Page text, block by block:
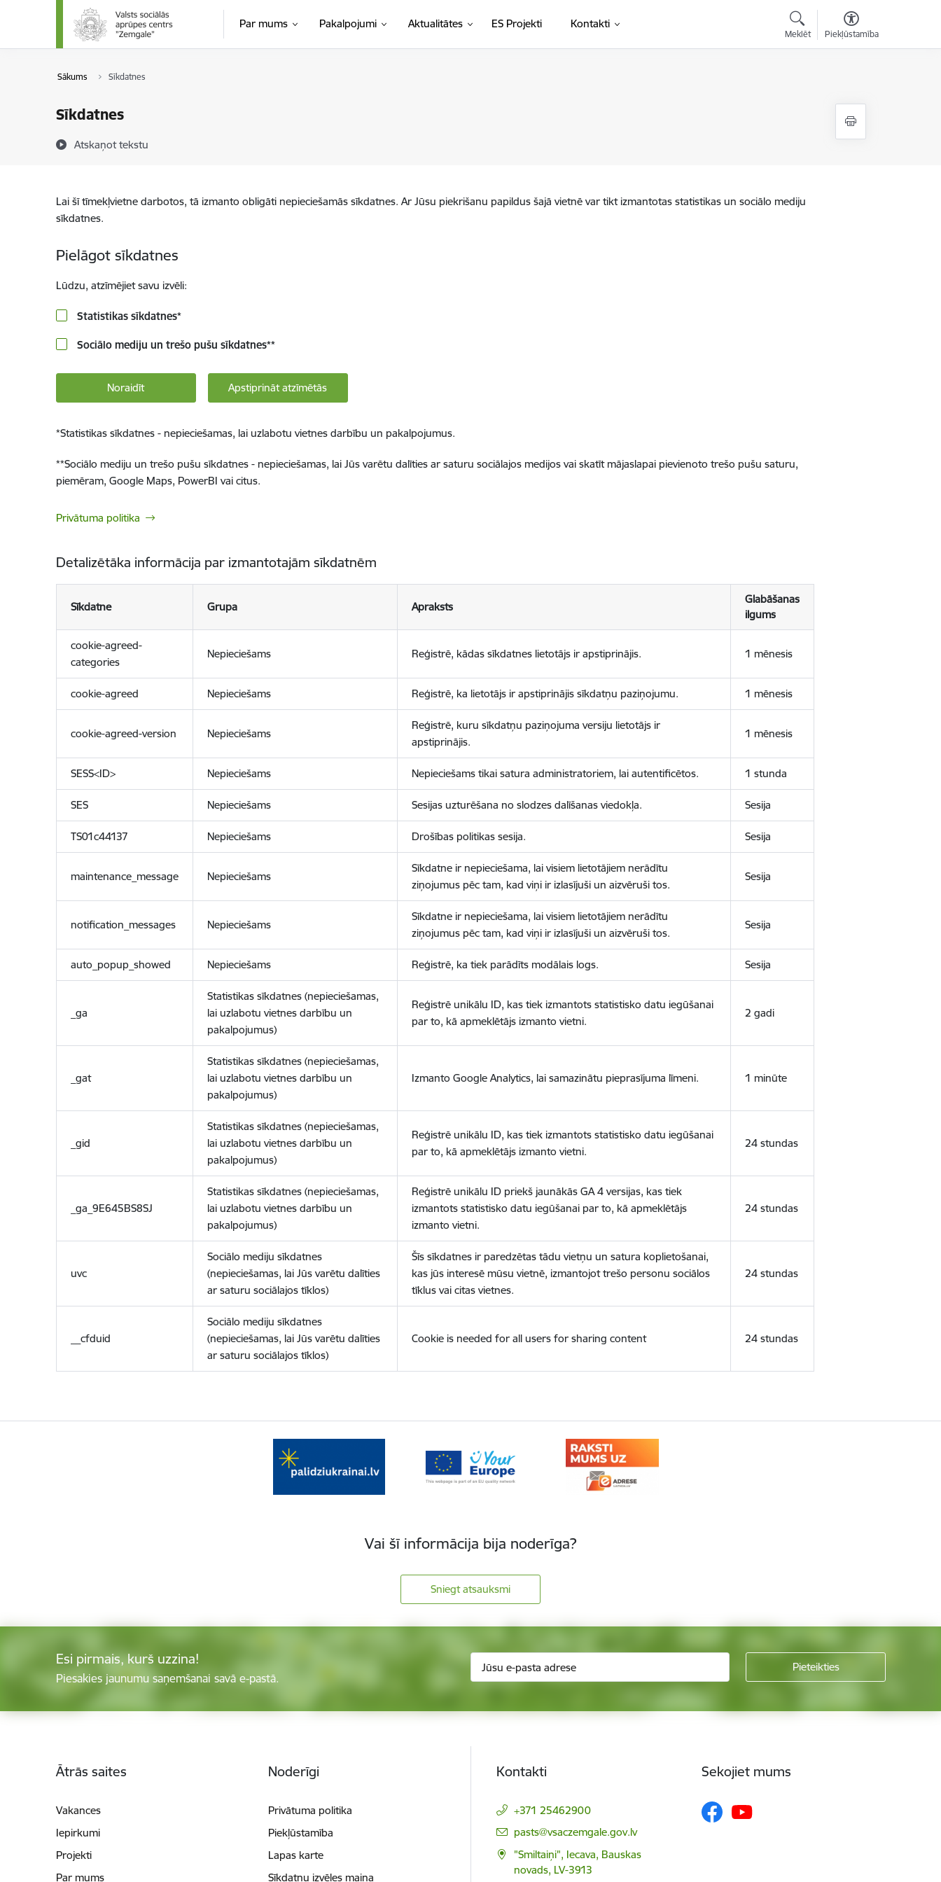
Pāriet uz lapas saturu
Par mums Pakalpojumi Aktualitātes ES Projekti Kontakti
Meklēt Piekļūstamība
Sākums Sīkdatnes
Sīkdatnes
Atskaņot tekstu
Lai šī tīmekļvietne darbotos, tā izmanto obligāti nepieciešamās sīkdatnes. Ar Jūsu piekrišanu papildus šajā vietnē var tikt izmantotas statistikas un sociālo mediju
sīkdatnes.
Pielāgot sīkdatnes
Lūdzu, atzīmējiet savu izvēli:
Statistikas sīkdatnes*
Sociālo mediju un trešo pušu sīkdatnes**
Noraidīt Apstiprināt atzīmētās
*Statistikas sīkdatnes - nepieciešamas, lai uzlabotu vietnes darbību un pakalpojumus.
**Sociālo mediju un trešo pušu sīkdatnes - nepieciešamas, lai Jūs varētu dalīties ar saturu sociālajos medijos vai skatīt mājaslapai pievienoto trešo pušu saturu,
piemēram, Google Maps, PowerBI vai citus.
Privātuma politika
Detalizētāka informācija par izmantotajām sīkdatnēm
Sīkdatne Grupa Apraksts
Glabāšanas
ilgums
cookie-agreed-
categories
Nepieciešams Reģistrē, kādas sīkdatnes lietotājs ir apstiprinājis. 1 mēnesis
cookie-agreed Nepieciešams Reģistrē, ka lietotājs ir apstiprinājis sīkdatņu paziņojumu. 1 mēnesis
cookie-agreed-version Nepieciešams
Reģistrē, kuru sīkdatņu paziņojuma versiju lietotājs ir
apstiprinājis.
1 mēnesis
SESS<ID> Nepieciešams Nepieciešams tikai satura administratoriem, lai autentificētos. 1 stunda
SES Nepieciešams Sesijas uzturēšana no slodzes dalīšanas viedokļa. Sesija
TS01c44137 Nepieciešams Drošības politikas sesija. Sesija
maintenance_message Nepieciešams
Sīkdatne ir nepieciešama, lai visiem lietotājiem nerādītu
ziņojumus pēc tam, kad viņi ir izlasījuši un aizvēruši tos.
Sesija
notification_messages Nepieciešams
Sīkdatne ir nepieciešama, lai visiem lietotājiem nerādītu
ziņojumus pēc tam, kad viņi ir izlasījuši un aizvēruši tos.
Sesija
auto_popup_showed Nepieciešams Reģistrē, ka tiek parādīts modālais logs. Sesija
_ga
Statistikas sīkdatnes (nepieciešamas,
lai uzlabotu vietnes darbību un
pakalpojumus)
Reģistrē unikālu ID, kas tiek izmantots statistisko datu iegūšanai
par to, kā apmeklētājs izmanto vietni.
2 gadi
_gat
Statistikas sīkdatnes (nepieciešamas,
lai uzlabotu vietnes darbību un
pakalpojumus)
Izmanto Google Analytics, lai samazinātu pieprasījuma līmeni. 1 minūte
_gid
Statistikas sīkdatnes (nepieciešamas,
lai uzlabotu vietnes darbību un
pakalpojumus)
Reģistrē unikālu ID, kas tiek izmantots statistisko datu iegūšanai
par to, kā apmeklētājs izmanto vietni.
24 stundas
_ga_9E645BS8SJ
Statistikas sīkdatnes (nepieciešamas,
lai uzlabotu vietnes darbību un
pakalpojumus)
Reģistrē unikālu ID priekš jaunākās GA 4 versijas, kas tiek
izmantots statistisko datu iegūšanai par to, kā apmeklētājs
izmanto vietni.
24 stundas
uvc
Sociālo mediju sīkdatnes
(nepieciešamas, lai Jūs varētu dalīties
ar saturu sociālajos tīklos)
Šīs sīkdatnes ir paredzētas tādu vietņu un satura koplietošanai,
kas jūs interesē mūsu vietnē, izmantojot trešo personu sociālos
tīklus vai citas vietnes.
24 stundas
__cfduid
Sociālo mediju sīkdatnes
(nepieciešamas, lai Jūs varētu dalīties
ar saturu sociālajos tīklos)
Cookie is needed for all users for sharing content 24 stundas
Vai šī informācija bija noderīga?
Sniegt atsauksmi
Esi pirmais, kurš uzzina!
Piesakies jaunumu saņemšanai savā e-pastā.
Ātrās saites
Vakances
Iepirkumi
Projekti
Par mums
Noderīgi
Privātuma politika
Piekļūstamība
Lapas karte
Sīkdatņu izvēles maiņa
Kontakti
+371 25462900
E-pasts:
pasts@vsaczemgale.gov.lv
"Smiltaiņi", Iecava, Bauskas
novads, LV-3913
Sekojiet mums